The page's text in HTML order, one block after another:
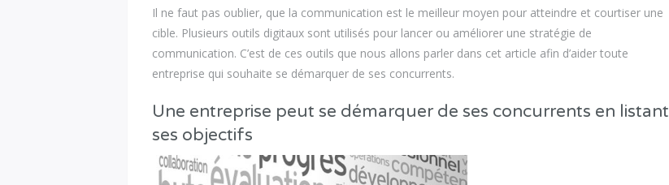
Il ne faut pas oublier, que la communication est le meilleur moyen pour atteindre et courtiser une
cible. Plusieurs outils digitaux sont utilisés pour lancer ou améliorer une stratégie de
communication. C’est de ces outils que nous allons parler dans cet article afin d’aider toute
entreprise qui souhaite se démarquer de ses concurrents.
Une entreprise peut se démarquer de ses concurrents en listant
ses objectifs